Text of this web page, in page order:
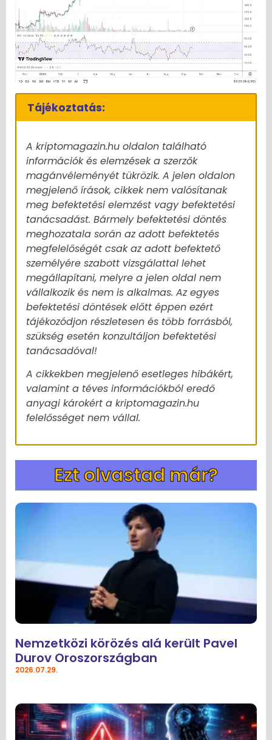
Tájékoztatás:
A kriptomagazin.hu oldalon található
információk és elemzések a szerzők
magánvéleményét tükrözik. A jelen oldalon
megjelenő írások, cikkek nem valósítanak
meg befektetési elemzést vagy befektetési
tanácsadást. Bármely befektetési döntés
meghozatala során az adott befektetés
megfelelőségét csak az adott befektető
személyére szabott vizsgálattal lehet
megállapítani, melyre a jelen oldal nem
vállalkozik és nem is alkalmas. Az egyes
befektetési döntések előtt éppen ezért
tájékozódjon részletesen és több forrásból,
szükség esetén konzultáljon befektetési
tanácsadóval!
A cikkekben megjelenő esetleges hibákért,
valamint a téves információkból eredő
anyagi károkért a kriptomagazin.hu
felelősséget nem vállal.
Ezt olvastad már?
Nemzetközi körözés alá került Pavel
Durov Oroszországban
2026.07.29.